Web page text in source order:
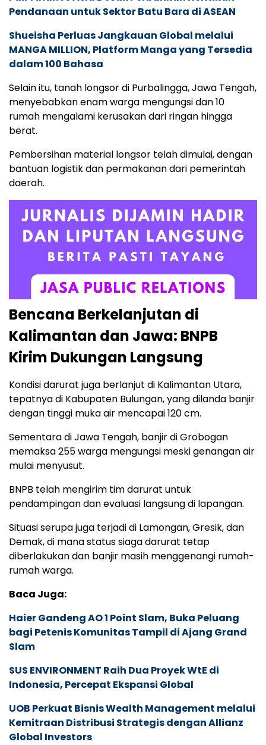
Pendanaan untuk Sektor Batu Bara di ASEAN
Shueisha Perluas Jangkauan Global melalui
MANGA MILLION, Platform Manga yang Tersedia
dalam 100 Bahasa
Selain itu, tanah longsor di Purbalingga, Jawa Tengah,
menyebabkan enam warga mengungsi dan 10
rumah mengalami kerusakan dari ringan hingga
berat.
Pembersihan material longsor telah dimulai, dengan
bantuan logistik dan permakanan dari pemerintah
daerah.
Bencana Berkelanjutan di
Kalimantan dan Jawa: BNPB
Kirim Dukungan Langsung
Kondisi darurat juga berlanjut di Kalimantan Utara,
tepatnya di Kabupaten Bulungan, yang dilanda banjir
dengan tinggi muka air mencapai 120 cm.
Sementara di Jawa Tengah, banjir di Grobogan
memaksa 255 warga mengungsi meski genangan air
mulai menyusut.
BNPB telah mengirim tim darurat untuk
pendampingan dan evaluasi langsung di lapangan.
Situasi serupa juga terjadi di Lamongan, Gresik, dan
Demak, di mana status siaga darurat tetap
diberlakukan dan banjir masih menggenangi rumah-
rumah warga.
Baca Juga:
Haier Gandeng AO 1 Point Slam, Buka Peluang
bagi Petenis Komunitas Tampil di Ajang Grand
Slam
SUS ENVIRONMENT Raih Dua Proyek WtE di
Indonesia, Percepat Ekspansi Global
UOB Perkuat Bisnis Wealth Management melalui
Kemitraan Distribusi Strategis dengan Allianz
Global Investors